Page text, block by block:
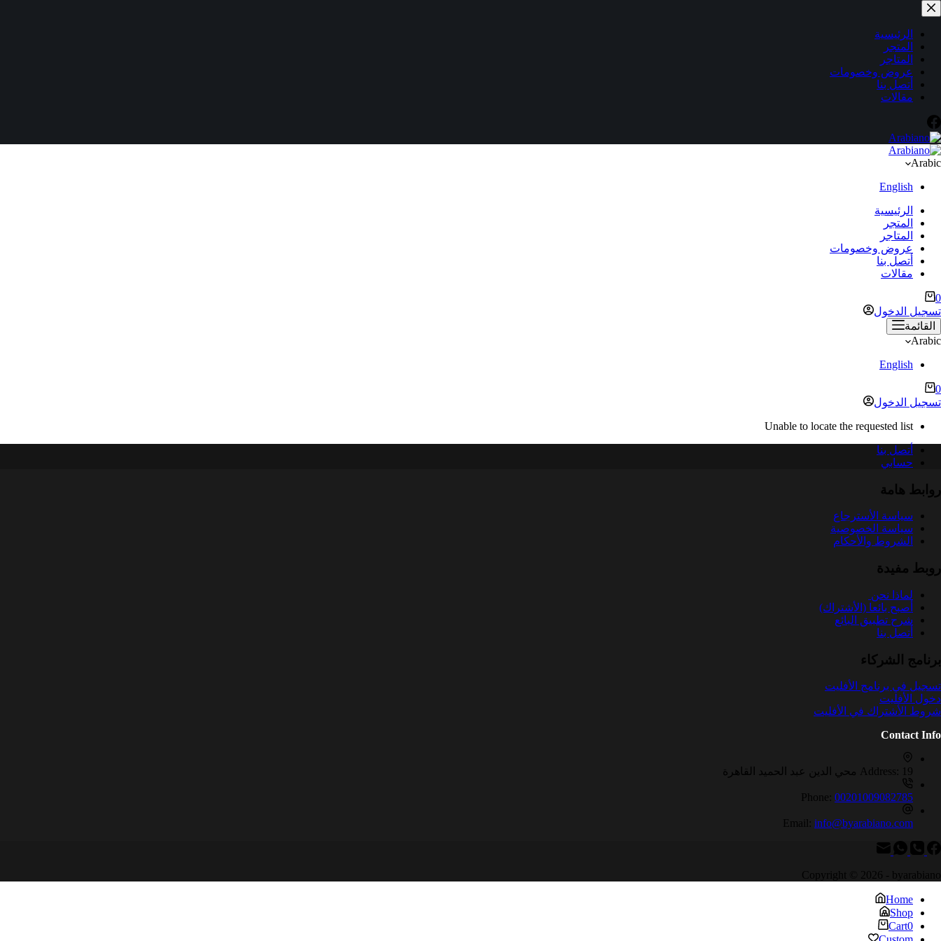
التجاوز
إلى
المحتوىالرئيسية
المتجر
المتاجر
عروض وخصومات
أتصل بنا
مقالات
Arabic
English
الرئيسية
المتجر
المتاجر
عروض وخصومات
أتصل بنا
مقالات
عربة
التسوق
0
تسجيل الدخول
القائمة
Arabic
English
عربة
التسوق
0
تسجيل الدخول
Unable to locate the requested list
أتصل بنا
حسابي
روابط هامة
سياسة الأسترجاع
سياسة الخصوصية
الشروط والأحكام
روبط مفيدة
لماذا نحن
أصبح بائعا (الأشتراك)
شرح تطبيق البائع
أتصل بنا
برنامج الشركاء
تسجيل في برنامج الأفليت
دخول الأفليت
شروط الأشتراك في الأفليت
Contact Info
Address: 19 محي الدين عبد الحميد القاهرة
Phone: 00201009082785
Email: info@byarabiano.com
Copyright © 2026 - byarabiano
Home
Shop
Cart0